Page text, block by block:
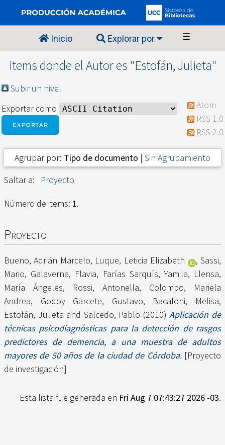
Inicio Explorar por ☰
Items donde el Autor es "Estofán, Julieta"
Subir un nivel
Exportar como
Atom
RSS 1.0
RSS 2.0
Agrupar por: Tipo de documento | Sin Agrupamiento
Saltar a:
Proyecto
Número de items: 1.
Proyecto
Bueno, Adrián Marcelo, Luque, Leticia Elizabeth ,Sassi,
Mario, Galaverna, Flavia, Farías Sarquís, Yamila, Llensa,
María Ángeles, Rossi, Antonella, Colombo, Mariela
Andrea, Godoy Garcete, Gustavo, Bacaloni, Melisa,
Estofán, Julieta and Salcedo, Pablo (2010)Aplicación de
técnicas psicodiagnósticas para la detección de rasgos
predictores de demencia, a una muestra de adultos
mayores de 50 años de la ciudad de Córdoba.[Proyecto
de investigación]
Esta lista fue generada en Fri Aug 7 07:43:27 2026 -03.